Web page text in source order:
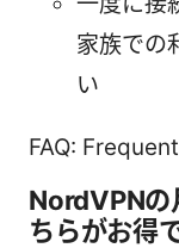
家族での
い
FAQ:
NordVPNの
ちらがお得